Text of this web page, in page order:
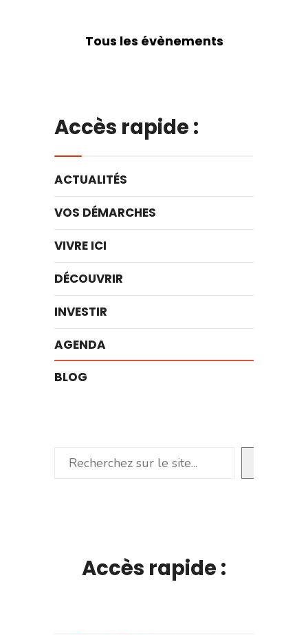
Tous les évènements
Accès rapide :
ACTUALITÉS
VOS DÉMARCHES
VIVRE ICI
DÉCOUVRIR
INVESTIR
AGENDA
BLOG
Rechercher
Accès rapide :